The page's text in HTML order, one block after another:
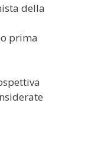
della
prima